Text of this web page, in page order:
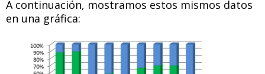
A continuación, mostramos estos mismos datos
en una gráfica: